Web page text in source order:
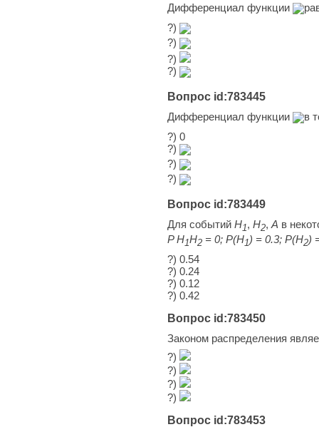
Дифференциал функции
?)
?)
?)
?)
Вопрос id:783445
Дифференциал функции
в
?) 0
?)
?)
?)
Вопрос id:783449
Для событий Н1, Н2, А в
P Н1Н2 = 0; Р(Н1) = 0.3; Р(Н2)
?) 0.54
?) 0.24
?) 0.12
?) 0.42
Вопрос id:783450
Законом распределения
?)
?)
?)
?)
Вопрос id:783453